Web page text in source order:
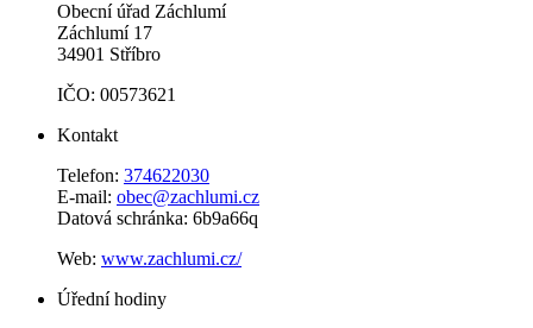
Obecní úřad Záchlumí
Záchlumí 17
34901 Stříbro
IČO: 00573621
Kontakt
Telefon: 374622030
E-mail: obec@zachlumi.cz
Datová schránka: 6b9a66q
Web: www.zachlumi.cz/
Úřední hodiny